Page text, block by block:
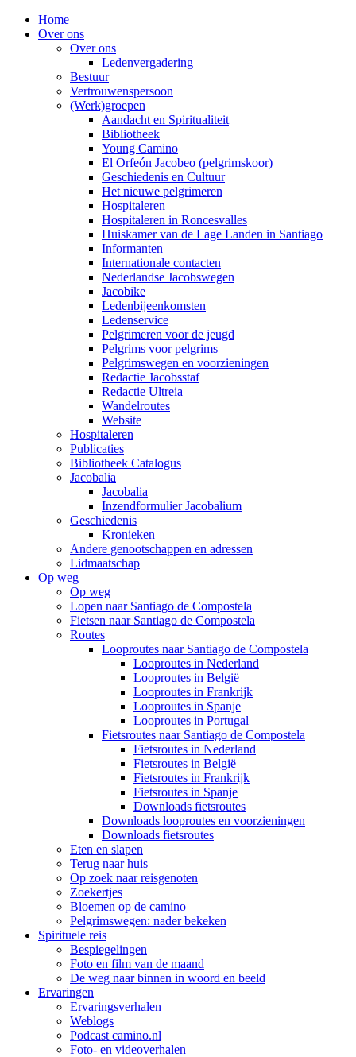
Home
Over ons
Over ons
Ledenvergadering
Bestuur
Vertrouwenspersoon
(Werk)groepen
Aandacht en Spiritualiteit
Bibliotheek
Young Camino
El Orfeón Jacobeo (pelgrimskoor)
Geschiedenis en Cultuur
Het nieuwe pelgrimeren
Hospitaleren
Hospitaleren in Roncesvalles
Huiskamer van de Lage Landen in Santiago
Informanten
Internationale contacten
Nederlandse Jacobswegen
Jacobike
Ledenbijeenkomsten
Ledenservice
Pelgrimeren voor de jeugd
Pelgrims voor pelgrims
Pelgrimswegen en voorzieningen
Redactie Jacobsstaf
Redactie Ultreia
Wandelroutes
Website
Hospitaleren
Publicaties
Bibliotheek Catalogus
Jacobalia
Jacobalia
Inzendformulier Jacobalium
Geschiedenis
Kronieken
Andere genootschappen en adressen
Lidmaatschap
Op weg
Op weg
Lopen naar Santiago de Compostela
Fietsen naar Santiago de Compostela
Routes
Looproutes naar Santiago de Compostela
Looproutes in Nederland
Looproutes in België
Looproutes in Frankrijk
Looproutes in Spanje
Looproutes in Portugal
Fietsroutes naar Santiago de Compostela
Fietsroutes in Nederland
Fietsroutes in België
Fietsroutes in Frankrijk
Fietsroutes in Spanje
Downloads fietsroutes
Downloads looproutes en voorzieningen
Downloads fietsroutes
Eten en slapen
Terug naar huis
Op zoek naar reisgenoten
Zoekertjes
Bloemen op de camino
Pelgrimswegen: nader bekeken
Spirituele reis
Bespiegelingen
Foto en film van de maand
De weg naar binnen in woord en beeld
Ervaringen
Ervaringsverhalen
Weblogs
Podcast camino.nl
Foto- en videoverhalen